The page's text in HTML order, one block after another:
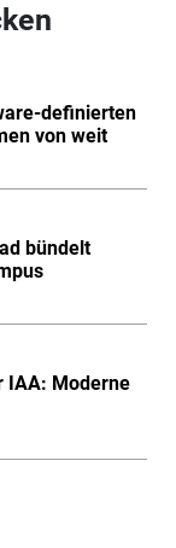
definierten
von weit
bündelt
IAA: Moderne